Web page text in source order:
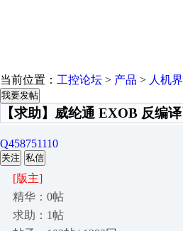
当前位置： 工控论坛 > 产品 > 人机
我要发帖
【求助】威纶通 EXOB 反编
Q458751110
关注 私信
[版主]
精华：0帖
求助：1帖